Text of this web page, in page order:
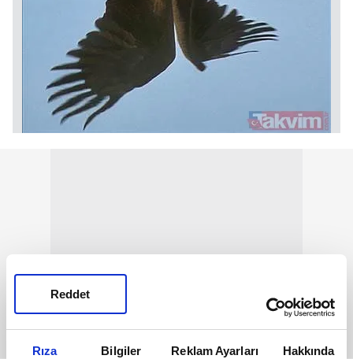
Rıza Bilgiler Reklam Ayarları Hakkında
Reddet